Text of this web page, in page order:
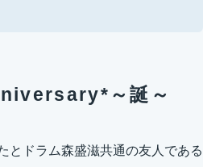
～誕～
とドラム森盛滋共通の友人である